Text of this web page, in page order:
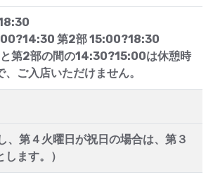
第2部 15:00?18:30
第2部の間の14:30?15:00は休憩時
ご入店いただけません。
、第４火曜日が祝日の場合は、第３
ます。）